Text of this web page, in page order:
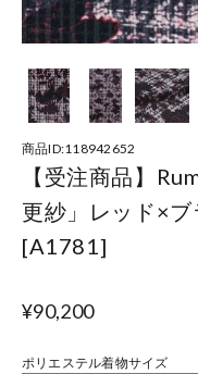
商品ID:118942652
【受注商品】
更紗」レッド×ブ
[A1781]
¥90,200
ポリエステル着物サイズ